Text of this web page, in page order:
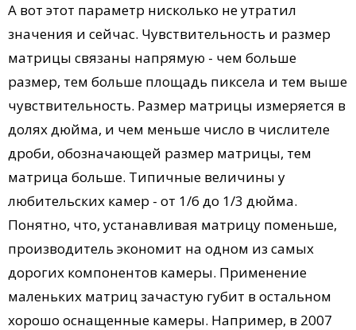
А вот этот параметр нисколько не утратил
значения и сейчас. Чувствительность и размер
матрицы связаны напрямую - чем больше
размер, тем больше площадь пиксела и тем выше
чувствительность. Размер матрицы измеряется в
долях дюйма, и чем меньше число в числителе
дроби, обозначающей размер матрицы, тем
матрица больше. Типичные величины у
любительских камер - от 1/6 до 1/3 дюйма.
Понятно, что, устанавливая матрицу поменьше,
производитель экономит на одном из самых
дорогих компонентов камеры. Применение
маленьких матриц зачастую губит в остальном
хорошо оснащенные камеры. Например, в 2007